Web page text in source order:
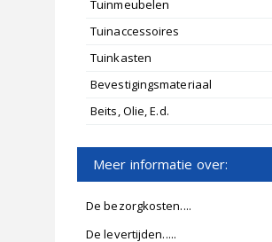
Tuinmeubelen
Tuinaccessoires
Tuinkasten
Bevestigingsmateriaal
Beits, Olie, E.d.
Meer informatie over:
De bezorgkosten....
De levertijden.....